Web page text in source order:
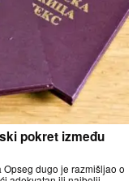
pokret između
dugo je razmišljao o